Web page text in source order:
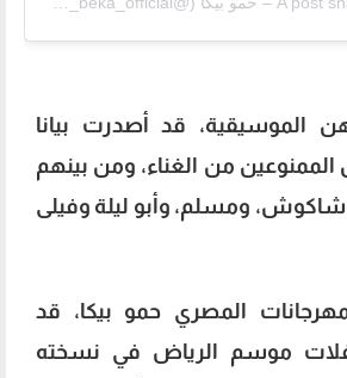
الموسيقية، قد أصدرت بيانا
الممنوعين من الغناء، ومن بينهم
ومسلم، وأبو ليلة وفيلى
المصري حمو بيكا، قد
موسم الرياض في نسخته